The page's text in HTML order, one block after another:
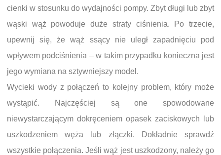
cienki w stosunku do wydajności pompy. Zbyt długi lub zbyt
wąski wąż powoduje duże straty ciśnienia. Po trzecie,
upewnij się, że wąż ssący nie uległ zapadnięciu pod
wpływem podciśnienia – w takim przypadku konieczna jest
jego wymiana na sztywniejszy model.
Wycieki wody z połączeń to kolejny problem, który może
wystąpić. Najczęściej są one spowodowane
niewystarczającym dokręceniem opasek zaciskowych lub
uszkodzeniem węża lub złączki. Dokładnie sprawdź
wszystkie połączenia. Jeśli wąż jest uszkodzony, należy go